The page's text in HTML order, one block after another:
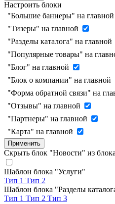
Настроить блоки
"Большие баннеры" на главной
"Тизеры" на главной
"Разделы каталога" на главной
"Популярные товары" на
"Блог" на главной
"Блок о компании" на главной
"Форма обратной связи" на
"Отзывы" на главной
"Партнеры" на главной
"Карта" на главной
Применить
Скрыть блок "Новости" из
Шаблон блока "Услуги"
Тип 1 Тип 2
Шаблон блока "Разделы
Тип 1 Тип 2 Тип 3